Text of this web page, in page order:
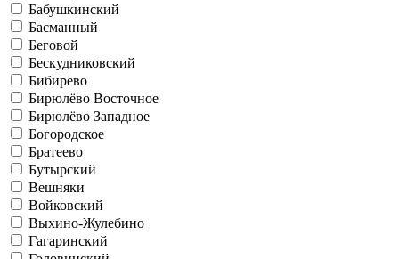
Бабушкинский
Басманный
Беговой
Бескудниковский
Бибирево
Бирюлёво Восточное
Бирюлёво Западное
Богородское
Братеево
Бутырский
Вешняки
Войковский
Выхино-Жулебино
Гагаринский